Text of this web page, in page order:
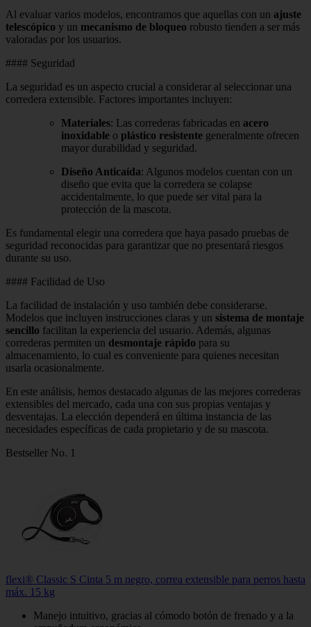
Al evaluar varios modelos, encontramos que aquellas con un ajuste
telescópico y un mecanismo de bloqueo robusto tienden a ser más
valoradas por los usuarios.
#### Seguridad
La seguridad es un aspecto crucial a considerar al seleccionar una
corredera extensible. Factores importantes incluyen:
Materiales: Las correderas fabricadas en acero
inoxidable o plástico resistente generalmente ofrecen
mayor durabilidad y seguridad.
Diseño Anticaída: Algunos modelos cuentan con un
diseño que evita que la corredera se colapse
accidentalmente, lo que puede ser vital para la
protección de la mascota.
Es fundamental elegir una corredera que haya pasado pruebas de
seguridad reconocidas para garantizar que no presentará riesgos
durante su uso.
#### Facilidad de Uso
La facilidad de instalación y uso también debe considerarse.
Modelos que incluyen instrucciones claras y un sistema de montaje
sencillo facilitan la experiencia del usuario. Además, algunas
correderas permiten un desmontaje rápido para su
almacenamiento, lo cual es conveniente para quienes necesitan
usarla ocasionalmente.
En este análisis, hemos destacado algunas de las mejores correderas
extensibles del mercado, cada una con sus propias ventajas y
desventajas. La elección dependerá en última instancia de las
necesidades específicas de cada propietario y de su mascota.
Bestseller No. 1
flexi® Classic S Cinta 5 m negro, correa extensible para perros hasta
máx. 15 kg
Manejo intuitivo, gracias al cómodo botón de frenado y a la